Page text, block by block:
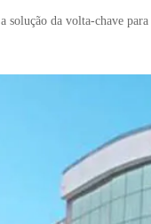
solução da volta-chave